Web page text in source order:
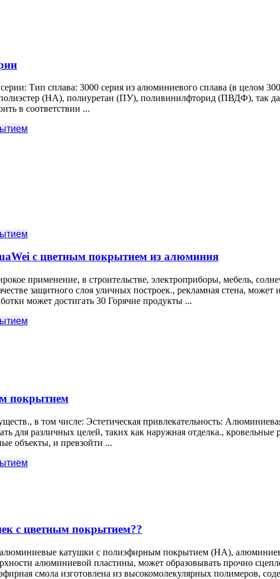
Тип сплава: 3000 серия из алюминиевого сплава (в целом
(НА), полиуретан (ПУ), поливинилфторид (ПВДФ), так
в соответствии ...
с цветным покрытием из алюминия
применение, в строительстве, электроприборы, мебель,
защитного слоя уличных построек., рекламная стена, может
может достигать 30 Горячие продукты ...
покрытием
в том числе: Эстетическая привлекательность:
для различных целей, таких как наружная отделка.,
объекты, и превзойти ...
с цветным покрытием??
катушки с полиэфирным покрытием (НА),
алюминиевой пластины, может образовывать прочно
смола изготовлена ​​из высокомолекулярных полимеров,